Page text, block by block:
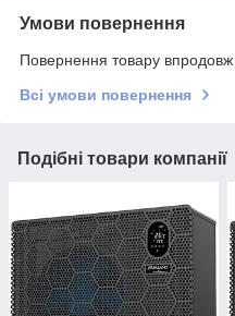
Умови повернення
Повернення товару впродовж
Всі умови повернення
Подібні товари компанії